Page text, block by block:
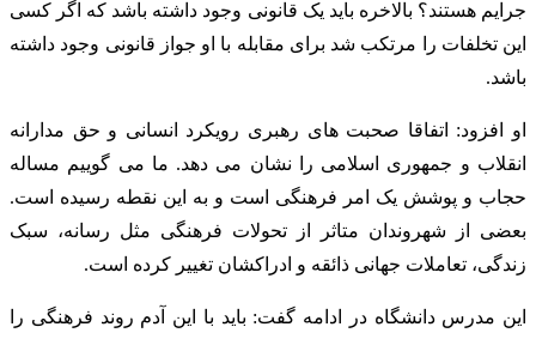
جرایم هستند؟ بالاخره باید یک قانونی وجود داشته باشد که اگر کسی
این تخلفات را مرتکب شد برای مقابله با او جواز قانونی وجود داشته
باشد.
او افزود: اتفاقا صحبت های رهبری رویکرد انسانی و حق مدارانه
انقلاب و جمهوری اسلامی را نشان می دهد. ما می گوییم مساله
حجاب و پوشش یک امر فرهنگی است و به این نقطه رسیده است.
بعضی از شهروندان متاثر از تحولات فرهنگی مثل رسانه، سبک
زندگی، تعاملات جهانی ذائقه و ادراکشان تغییر کرده است.
این مدرس دانشگاه در ادامه گفت: باید با این آدم روند فرهنگی را